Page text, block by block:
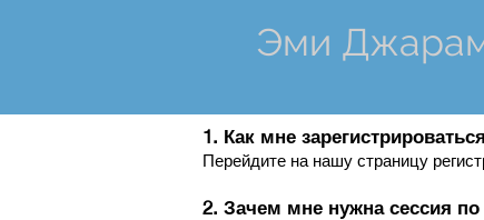
Эми
1. Как мне
Перейдите на нашу страницу
2. Зачем мне нужна сессия